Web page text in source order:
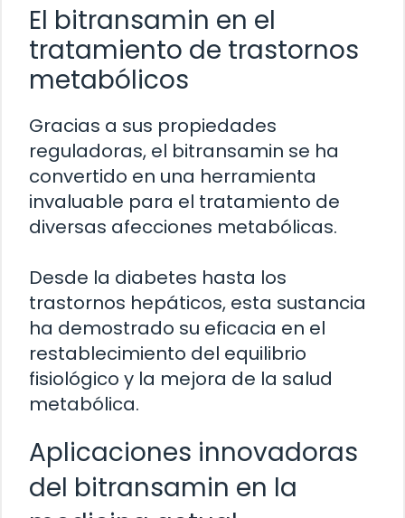
El bitransamin en el
tratamiento de trastornos
metabólicos
Gracias a sus propiedades
reguladoras, el bitransamin se ha
convertido en una herramienta
invaluable para el tratamiento de
diversas afecciones metabólicas.
Desde la diabetes hasta los
trastornos hepáticos, esta sustancia
ha demostrado su eficacia en el
restablecimiento del equilibrio
fisiológico y la mejora de la salud
metabólica.
Aplicaciones innovadoras
del bitransamin en la